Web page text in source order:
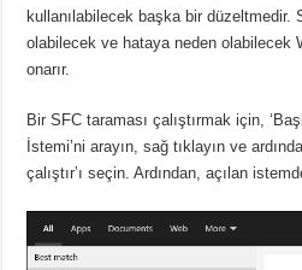
kullanılabilecek başka bir düzeltmedir.
olabilecek ve hataya neden olabilecek
onarır.
Bir SFC taraması çalıştırmak için,
İstemi’ni arayın, sağ tıklayın ve
çalıştır’ı seçin. Ardından, açılan